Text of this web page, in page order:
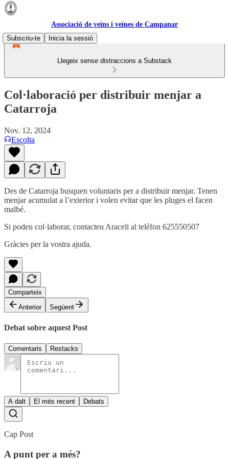
Associació de veïns i veïnes de Campanar
Subscriu-te
Inicia la sessió
Llegeix sense distraccions a Substack
Col·laboració per distribuir menjar a
Catarroja
Nov. 12, 2024
Escolta
Des de Catarroja busquen voluntaris per a distribuir menjar. Tenen
menjar acumulat a l’exterior i volen evitar que les pluges el facen
malbé.
Si podeu col·laborar, contacteu Araceli al telèfon 625550507
Gràcies per la vostra ajuda.
Comparteix
Anterior
Següent
Debat sobre aquest Post
Comentaris Restacks
A dalt El més recent Debats
Cap Post
A punt per a més?